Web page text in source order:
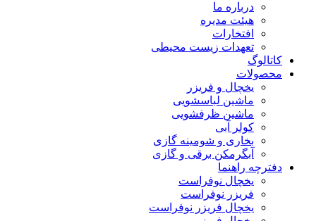
درباره ما
هیئت مدیره
افتخارات
تعهدات زیست محیطی
کاتالوگ
محصولات
یخچال و فریزر
ماشین لباسشویی
ماشین ظرفشویی
کولر آبی
بخاری و شومینه گازی
آبگرمکن برقی و گازی
دفترچه راهنما
یخچال نوفراست
فریزر نوفراست
یخچال فریزر نوفراست